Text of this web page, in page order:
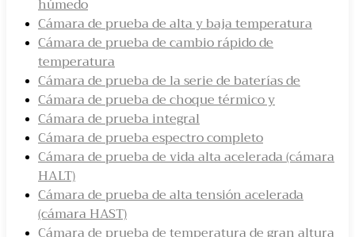
húmedo
Cámara de prueba de alta y baja temperatura
Cámara de prueba de cambio rápido de
temperatura
Cámara de prueba de la serie de baterías de
Cámara de prueba de choque térmico y
Cámara de prueba integral
Cámara de prueba espectro completo
Cámara de prueba de vida alta acelerada (cámara
HALT)
Cámara de prueba de alta tensión acelerada
(cámara HAST)